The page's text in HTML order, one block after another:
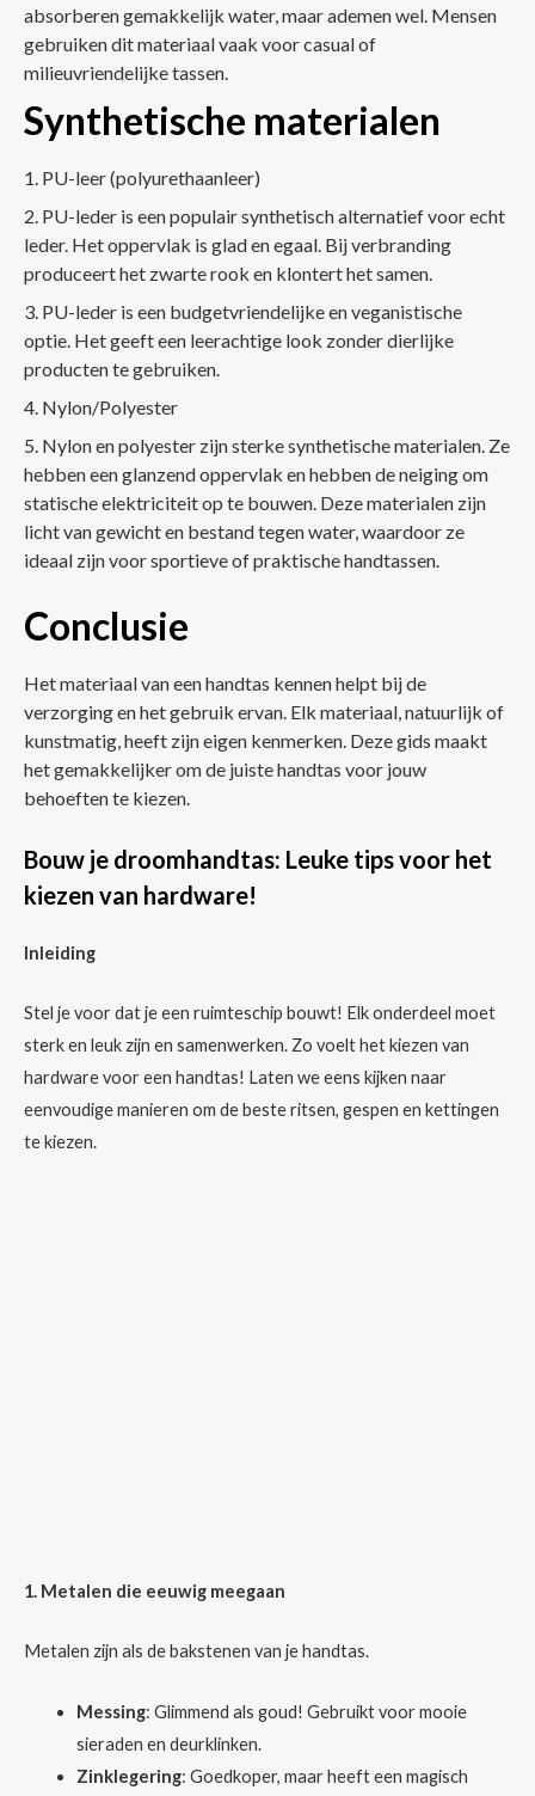
absorberen gemakkelijk water, maar ademen wel. Mensen
gebruiken dit materiaal vaak voor casual of
milieuvriendelijke tassen.
Synthetische materialen
PU-leer (polyurethaanleer)
PU-leder is een populair synthetisch alternatief voor echt
leder. Het oppervlak is glad en egaal. Bij verbranding
produceert het zwarte rook en klontert het samen.
PU-leder is een budgetvriendelijke en veganistische
optie. Het geeft een leerachtige look zonder dierlijke
producten te gebruiken.
Nylon/Polyester
Nylon en polyester zijn sterke synthetische materialen. Ze
hebben een glanzend oppervlak en hebben de neiging om
statische elektriciteit op te bouwen. Deze materialen zijn
licht van gewicht en bestand tegen water, waardoor ze
ideaal zijn voor sportieve of praktische handtassen.
Conclusie
Het materiaal van een handtas kennen helpt bij de
verzorging en het gebruik ervan. Elk materiaal, natuurlijk of
kunstmatig, heeft zijn eigen kenmerken. Deze gids maakt
het gemakkelijker om de juiste handtas voor jouw
behoeften te kiezen.
Bouw je droomhandtas: Leuke tips voor het
kiezen van hardware!
Inleiding
Stel je voor dat je een ruimteschip bouwt! Elk onderdeel moet
sterk en leuk zijn en samenwerken. Zo voelt het kiezen van
hardware voor een handtas! Laten we eens kijken naar
eenvoudige manieren om de beste ritsen, gespen en kettingen
te kiezen.
1. Metalen die eeuwig meegaan
Metalen zijn als de bakstenen van je handtas.
Messing: Glimmend als goud! Gebruikt voor mooie
sieraden en deurklinken.
Zinklegering: Goedkoper, maar heeft een magisch